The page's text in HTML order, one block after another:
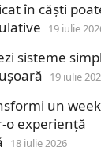
în căști
19 iulie
sisteme
19 iulie
un
o experiență
18 iulie 2026